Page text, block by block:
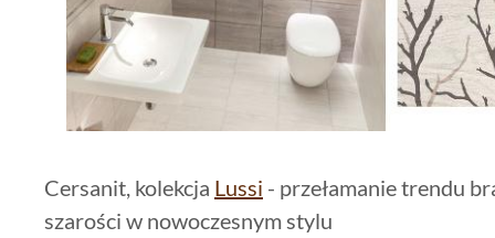
Cersanit, kolekcja Lussi - przełamanie trendu
szarości w nowoczesnym stylu